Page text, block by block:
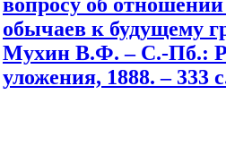
обычаев к будущему
Мухин В.Ф. – С.-Пб.:
уложения, 1888. – 333